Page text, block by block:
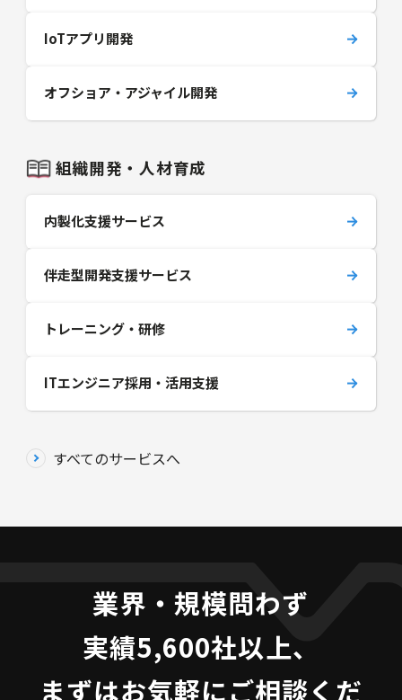
IoTアプリ開発
オフショア・アジャイル開発
組織開発・人材育成
内製化支援サービス
伴走型開発支援サービス
トレーニング・研修
ITエンジニア採用・活用支援
すべてのサービスへ
業界・規模問わず
実績5,600社以上、
まずはお気軽にご相談くだ